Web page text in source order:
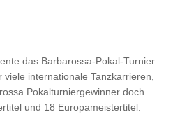
das Barbarossa-Pokal-Turnier
viele internationale Tanzkarrieren,
Pokalturniergewinner doch
und 18 Europameistertitel.